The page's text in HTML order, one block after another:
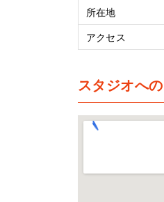
所在地
アクセス
スタジオへ